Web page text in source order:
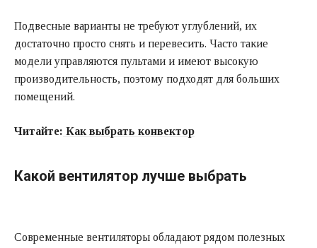
Подвесные варианты не требуют углублений, их
достаточно просто снять и перевесить. Часто такие
модели управляются пультами и имеют высокую
производительность, поэтому подходят для больших
помещений.
Читайте: Как выбрать конвектор
Какой вентилятор лучше выбрать
Современные вентиляторы обладают рядом полезных